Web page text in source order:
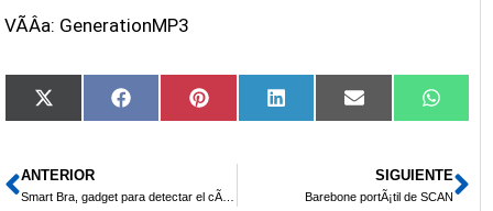
VÃ­Â­a: GenerationMP3
Compartir
en
X
(Twitter)
Compartir
en
FacebookCompartir
en
PinterestCompartir
en
LinkedIn Compartir
en
Email
en
Ant
ANTERIOR SIGUIENTE
Barebone portÃ¡til de SCAN